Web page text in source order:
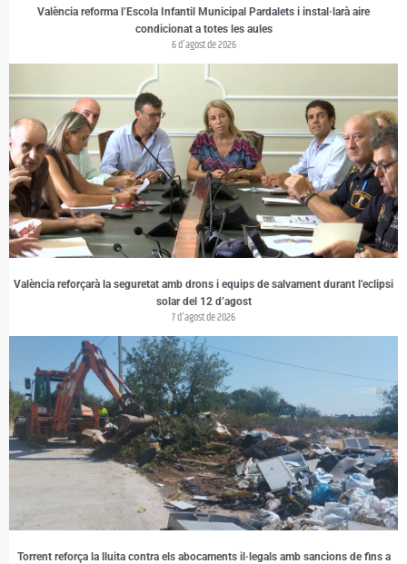
València reforma l’Escola Infantil Municipal Pardalets i instal·larà aire
condicionat a totes les aules
6 d'agost de 2026
València reforçarà la seguretat amb drons i equips de salvament durant l’eclipsi
solar del 12 d’agost
7 d'agost de 2026
Torrent reforça la lluita contra els abocaments il·legals amb sancions de fins a